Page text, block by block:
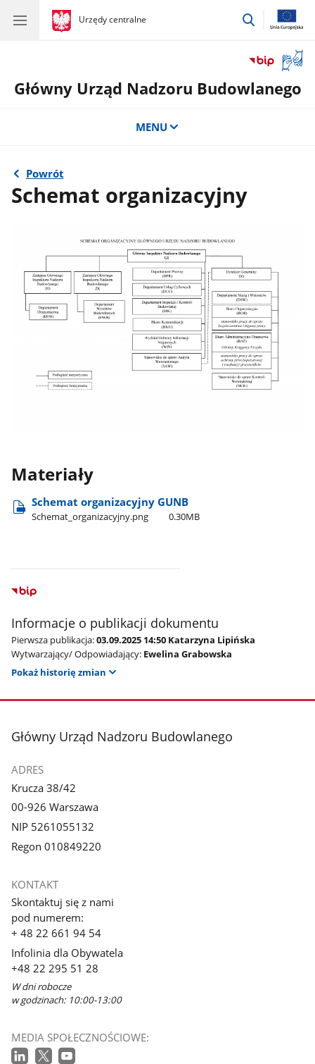
gov.pl
Urzędy centralne
gov.pl
Urzędy
przejdź
okno
z
Główny Urząd Nadzoru Budowlanego
MENU
Powrót
Schemat organizacyjny
Materiały
Schemat organizacyjny GUNB
Schemat​_organizacyjny.png 0.30MB
Informacje o publikacji dokumentu
Pierwsza publikacja:03.09.2025 14:50 Katarzyna Lipińska
Wytwarzający/ Odpowiadający: Ewelina Grabowska
Pokaż historię zmian
stopka
Główny Urząd Nadzoru Budowlanego
ADRES
Krucza 38/42
00-926 Warszawa
NIP 5261055132
Regon 010849220
KONTAKT
Skontaktuj się z nami
pod numerem:
+ 48 22 661 94 54
Infolinia dla Obywatela
+48 22 295 51 28
W dni robocze
w godzinach: 10:00-13:00
MEDIA SPOŁECZNOŚCIOWE: